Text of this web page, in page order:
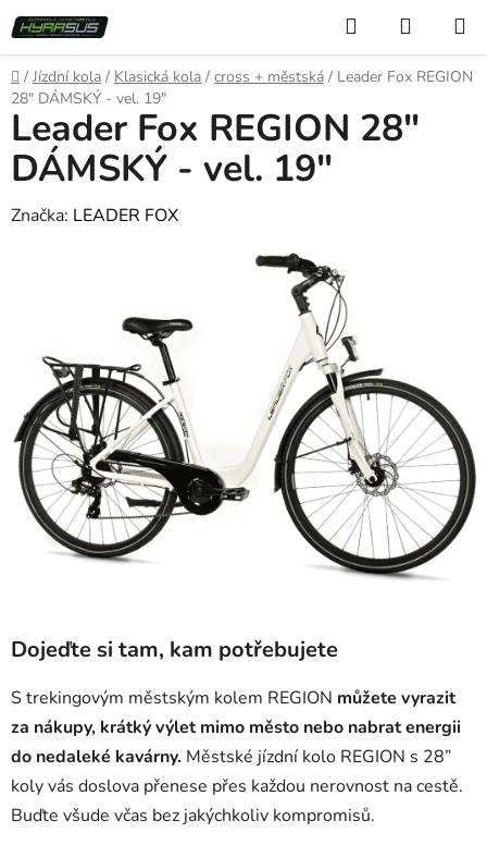
Přejít
na
obsah
Hledat
KOŠÍK
Domů
/ Jízdní kola / Klasická kola / cross + městská / Leader Fox REGION
28" DÁMSKÝ - vel. 19"
Dojeďte si tam, kam potřebujete
S trekingovým městským kolem REGION můžete vyrazit
za nákupy, krátký výlet mimo město nebo nabrat energii
do nedaleké kavárny. Městské jízdní kolo REGION s 28”
koly vás doslova přenese přes každou nerovnost na cestě.
Buďte všude včas bez jakýchkoliv kompromisů.
Leader Fox REGION 28"
DÁMSKÝ - vel. 19"
Značka: LEADER FOX